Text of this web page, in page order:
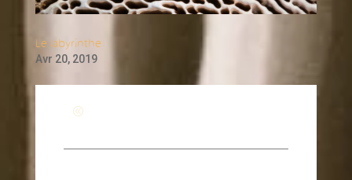
Le labyrinthe
Avr 20, 2019